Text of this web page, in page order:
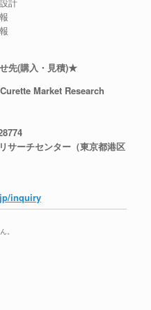
先(購入・見積)★
Market Research
サーチセンター（東京都港区
inquiry
。